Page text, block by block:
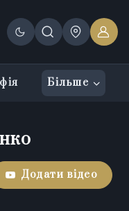
Більше
Додати відео